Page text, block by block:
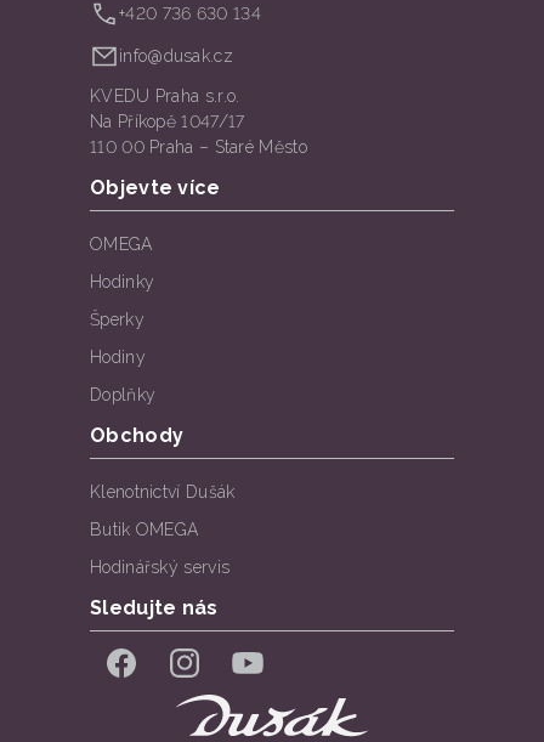
+420 736 630 134
info@dusak.cz
KVEDU Praha s.r.o.
Na Příkopě 1047/17
110 00 Praha – Staré Město
Objevte více
OMEGA
Hodinky
Šperky
Hodiny
Doplňky
Obchody
Klenotnictví Dušák
Butik OMEGA
Hodinářský servis
Sledujte nás
FacebookInstagramYouTube